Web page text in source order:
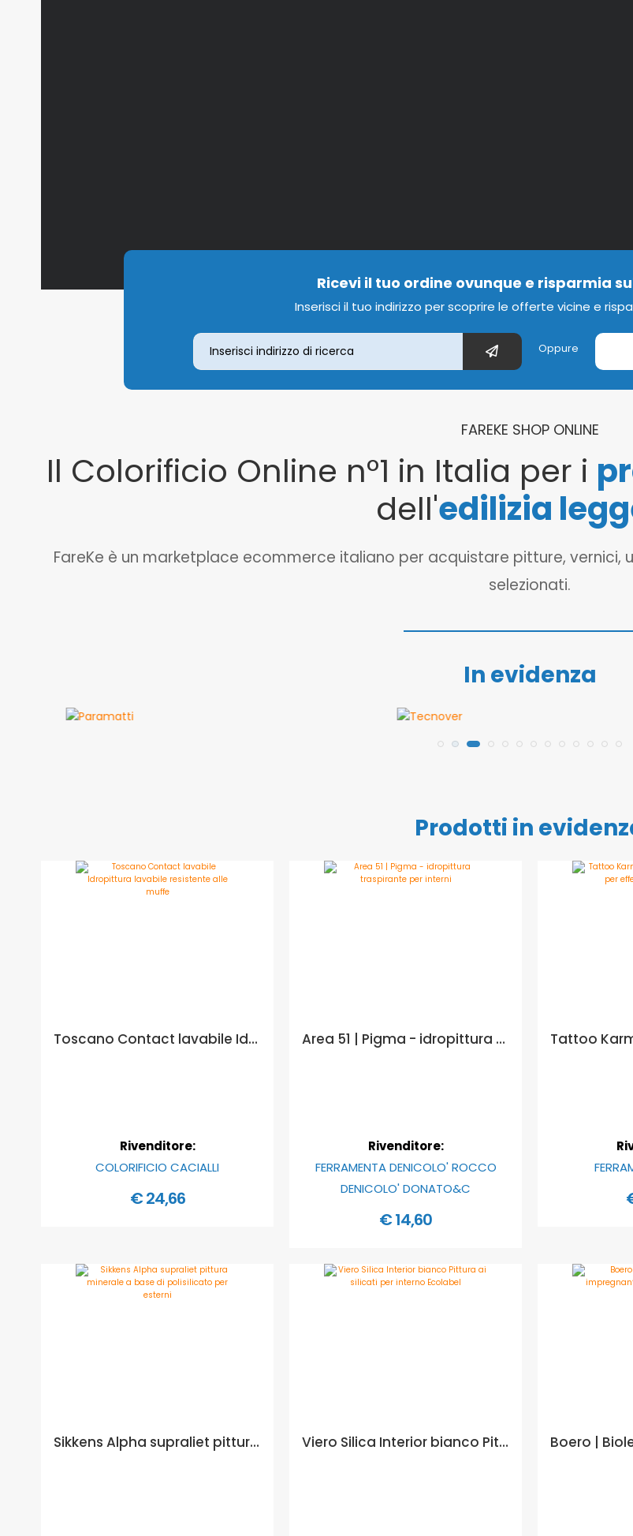
Ricevi il tuo ordine ovunque e risparmia
Inserisci il tuo indirizzo per scoprire le offerte vicine e
Oppure
FAREKE SHOP ONLINE
Il Colorificio Online n°1 in Italia per i
dell'edilizia
FareKe è un marketplace ecommerce italiano per acquistare pitture, vernici,
selezionati.
In evidenza
Prodotti in
Toscano Contact lavabile Idropittura lavabile resistente alle muffe - Formato in litri: 2,5 lt
Rivenditore:
COLORIFICIO CACIALLI
€ 24,66
Area 51 | Pigma - idropittura traspirante per interni - Formato in litri: 4 lt
Rivenditore:
FERRAMENTA DENICOLO' ROCCO
DENICOLO' DONATO&C
€ 14,60
Sikkens Alpha supraliet pittura minerale a base di polisilicato per esterni - Formato in litri: 5 lt Viero Silica Interior bianco Pittura ai silicati per interno Ecolabel - Formato in litri: 14 lt